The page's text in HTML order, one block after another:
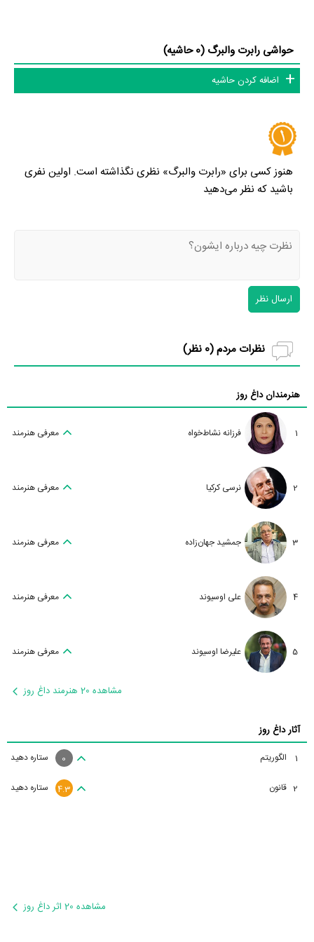
والبرگ و کودکی رابرت والبرگ می‌دانید حتما برای ما ارسال کنید.
حواشی رابرت والبرگ (0 حاشیه)
اضافه کردن حاشیه
هنوز کسی برای «رابرت والبرگ» نظری نگذاشته است. اولین نفری
باشید که نظر می‌دهید
ارسال نظر
نظرات مردم (0 نظر)
هنرمندان داغ روز
1 فرزانه نشاط‌خواه معرفی هنرمند
2 نرسی کرکیا معرفی هنرمند
3 جمشید جهان‌زاده معرفی هنرمند
4 علی اوسیوند معرفی هنرمند
5 علیرضا اوسیوند معرفی هنرمند
مشاهده 20 هنرمند داغ روز
آثار داغ روز
1 الگوریتم ستاره دهید 0
2 قانون ستاره دهید 4.3
مشاهده 20 اثر داغ روز